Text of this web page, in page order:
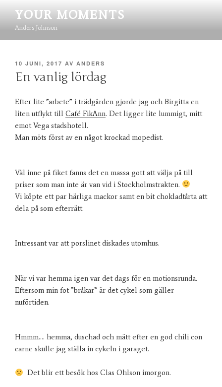
innehåll
YOUR MOMENTS
Anders Johnson
PUBLICERAT
10 JUNI, 2017 AV ANDERS
En vanlig lördag
Efter lite ”arbete” i trädgården gjorde jag och Birgitta en
liten utflykt till Café FikAnn. Det ligger lite lummigt, mitt
emot Vega stadshotell.
Man möts först av en något krockad mopedist.
Väl inne på fiket fanns det en massa gott att välja på till
priser som man inte är van vid i Stockholmstrakten.
Vi köpte ett par härliga mackor samt en bit chokladtårta att
dela på som efterrätt.
Intressant var att porslinet diskades utomhus.
När vi var hemma igen var det dags för en motionsrunda.
Eftersom min fot ”bråkar” är det cykel som gäller
nuförtiden.
Hmmm…. hemma, duschad och mätt efter en god chili con
carne skulle jag ställa in cykeln i garaget.
Det blir ett besök hos Clas Ohlson imorgon.